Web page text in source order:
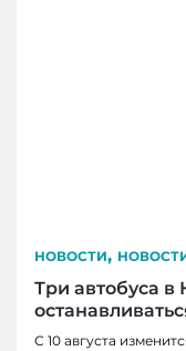
НОВОСТИ,
Три автобуса в
С 10 августа